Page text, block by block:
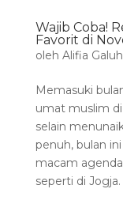
Wajib Coba!
Favorit di
oleh Alifia Galuh
Memasuki
umat muslim di
selain
penuh, bulan
macam
seperti di